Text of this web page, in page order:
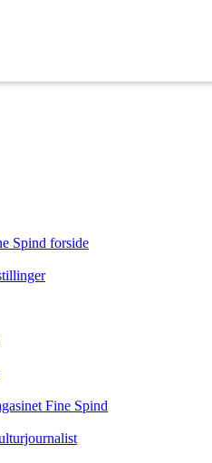
Spind forside
Fine Spind